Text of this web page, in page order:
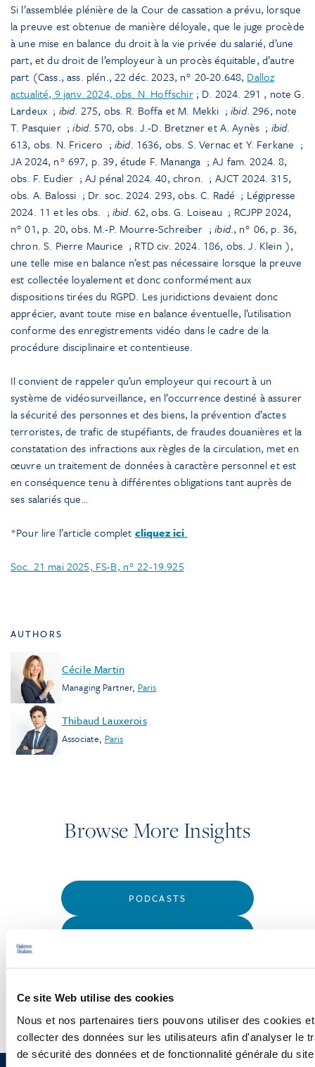
Ce site Web utilise des cookies
Nous et nos partenaires tiers pouvons utiliser des cookies
collecter des données sur les utilisateurs afin d'analyser le
de sécurité des données et de fonctionnalité générale du
Si l’assemblée plénière de la Cour de cassation a prévu, lorsque
la preuve est obtenue de manière déloyale, que le juge procède
à une mise en balance du droit à la vie privée du salarié, d’une
part, et du droit de l’employeur à un procès équitable, d’autre
part (Cass., ass. plén., 22 déc. 2023, n° 20-20.648, Dalloz
actualité, 9 janv. 2024, obs. N. Hoffschir; D. 2024. 291 , note G.
Lardeux ; ibid. 275, obs. R. Boffa et M. Mekki ;ibid. 296, note
T. Pasquier ;ibid. 570, obs. J.-D. Bretzner et A. Aynès ; ibid.
613, obs. N. Fricero ; ibid. 1636, obs. S. Vernac et Y. Ferkane ;
JA 2024, n° 697, p. 39, étude F. Mananga ; AJ fam. 2024. 8,
obs. F. Eudier ; AJ pénal 2024. 40, chron. ; AJCT 2024. 315,
obs. A. Balossi ; Dr. soc. 2024. 293, obs. C. Radé ; Légipresse
2024. 11 et les obs. ; ibid. 62, obs. G. Loiseau ; RCJPP 2024,
n° 01, p. 20, obs. M.-P. Mourre-Schreiber ;ibid., n° 06, p. 36,
chron. S. Pierre Maurice ; RTD civ. 2024. 186, obs. J. Klein ),
une telle mise en balance n’est pas nécessaire lorsque la preuve
est collectée loyalement et donc conformément aux
dispositions tirées du RGPD. Les juridictions devaient donc
apprécier, avant toute mise en balance éventuelle, l’utilisation
conforme des enregistrements vidéo dans le cadre de la
procédure disciplinaire et contentieuse.
Il convient de rappeler qu’un employeur qui recourt à un
système de vidéosurveillance, en l’occurrence destiné à assurer
la sécurité des personnes et des biens, la prévention d’actes
terroristes, de trafic de stupéfiants, de fraudes douanières et la
constatation des infractions aux règles de la circulation, met en
œuvre un traitement de données à caractère personnel et est
en conséquence tenu à différentes obligations tant auprès de
ses salariés que…
*Pour lire l’article complet cliquez ici.
Soc. 21 mai 2025, FS-B, n° 22-19.925
AUTHORS
Cécile Martin
Managing Partner, Paris
Thibaud Lauxerois
Associate, Paris
Browse More Insights
PODCASTS
SEMINARS
WEBINARS